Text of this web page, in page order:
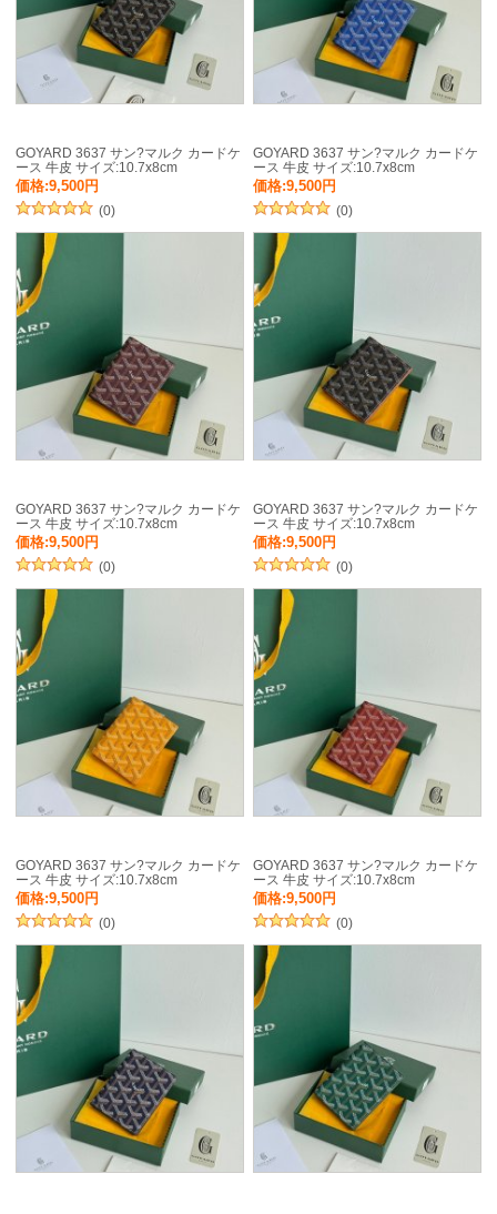
GOYARD 3637 サン?マルク カードケ
ース 牛皮 サイズ:10.7x8cm
価格:9,500円
(0)
GOYARD 3637 サン?マルク カードケ
ース 牛皮 サイズ:10.7x8cm
価格:9,500円
(0)
GOYARD 3637 サン?マルク カードケ
ース 牛皮 サイズ:10.7x8cm
価格:9,500円
(0)
GOYARD 3637 サン?マルク カードケ
ース 牛皮 サイズ:10.7x8cm
価格:9,500円
(0)
GOYARD 3637 サン?マルク カードケ
ース 牛皮 サイズ:10.7x8cm
価格:9,500円
(0)
GOYARD 3637 サン?マルク カードケ
ース 牛皮 サイズ:10.7x8cm
価格:9,500円
(0)